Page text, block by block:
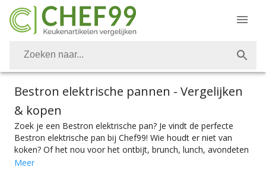
Bestron elektrische pannen - Vergelijken
& kopen
Zoek je een Bestron elektrische pan? Je vindt de perfecte
Bestron elektrische pan bij Chef99! Wie houdt er niet van
koken? Of het nou voor het ontbijt, brunch, lunch, avondeten
of dessert is. Vanzelfsprekend is het belangrijk om over de
Meer